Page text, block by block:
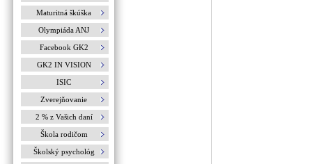
Maturitná škúška
Olympiáda ANJ
Facebook GK2
GK2 IN VISION
ISIC
Zverejňovanie
2 % z Vašich daní
Škola rodičom
Školský psychológ